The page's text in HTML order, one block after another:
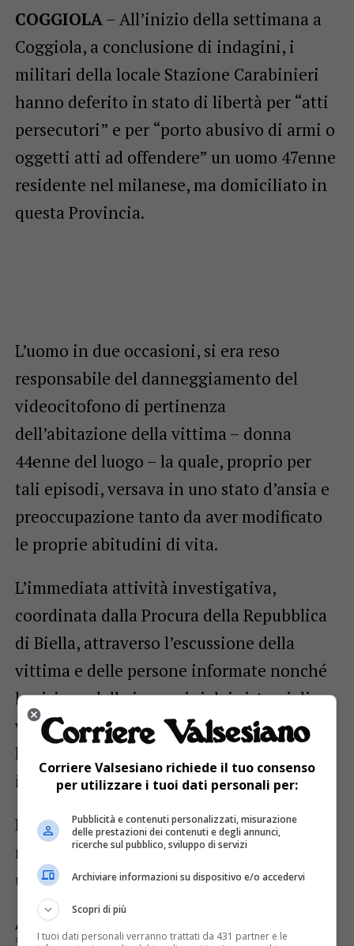
COGGIOLA– All’inizio della settimana a
Coggiola, a conclusione di indagini, i
militari della locale Stazione Carabinieri
hanno deferito in stato di libertà per “atti
persecutori” e per “porto abusivo di armi o
oggetti atti ad offendere” un uomo 47enne
residente nel milanese, ma domiciliato in
questa Provincia.
L’uomo in due occasioni, si era reso
responsabile del danneggiamento del
videocitofono di pertinenza
dell’abitazione della vittima – donna
44enne del luogo – la quale, proprio per
tali episodi, versava in uno stato d’ansia e
preoccupazione tanto da aver modificato
le proprie abitudini di vita.
L’immediata attività investigativa,
coordinata dalla Procura della Repubblica
di Biella, attraverso l’escussione della
vittima e delle persone informate nonché
la visione delle immagini dei sistemi di
videosorveglianza dei luoghi interessati
ha permesso ai militari operanti di
individuare l’autore del reato.
La successiva perquisizione permetteva di
rinvenire e sequestrare l’arma bianca
utilizzata per commette
ARGOMENTI CORRELATI:
COGGIOLA
DEFERITO
Corriere Valsesiano richiede il tuo consenso
per utilizzare i tuoi dati personali per:
Pubblicità e contenuti personalizzati, misurazione
delle prestazioni dei contenuti e degli annunci,
ricerche sul pubblico, sviluppo di servizi
Archiviare informazioni su dispositivo e/o accedervi
Scopri di più
I tuoi dati personali verranno trattati da 431 partner e le